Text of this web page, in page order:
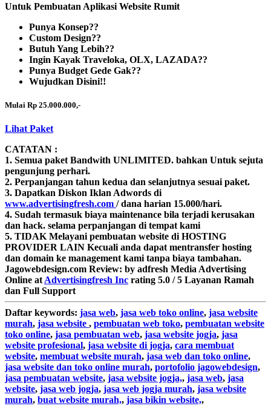
Untuk Pembuatan Aplikasi Website Rumit
Punya Konsep??
Custom Design??
Butuh Yang Lebih??
Ingin Kayak Traveloka, OLX, LAZADA??
Punya Budget Gede Gak??
Wujudkan Disini!!
Mulai Rp 25.000.000,-
Lihat Paket
CATATAN :
1. Semua paket Bandwith UNLIMITED. bahkan Untuk sejuta
pengunjung perhari.
2. Perpanjangan tahun kedua dan selanjutnya sesuai paket.
3. Dapatkan Diskon Iklan Adwords di
www.advertisingfresh.com / dana harian 15.000/hari.
4. Sudah termasuk biaya maintenance bila terjadi kerusakan
dan hack. selama perpanjangan di tempat kami
5. TIDAK Melayani pembuatan website di HOSTING
PROVIDER LAIN Kecuali anda dapat mentransfer hosting
dan domain ke management kami tanpa biaya tambahan.
Jagowebdesign.com Review: by adfresh Media Advertising
Online at Advertisingfresh Inc rating 5.0 /5 Layanan Ramah
dan Full Support
Daftar keywords: jasa web, jasa web toko online, jasa website
murah, jasa website , pembuatan web toko, pembuatan website
toko online, jasa pembuatan web, jasa website jogja, jasa
website profesional, jasa website di jogja, cara membuat
website, membuat website murah, jasa web dan toko online,
jasa website dan toko online murah, portofolio jagowebdesign,
jasa pembuatan website, jasa website jogja,, jasa web, jasa
website, jasa web jogja, jasa web jogja murah, jasa website
murah, buat website murah,, jasa bikin website,,